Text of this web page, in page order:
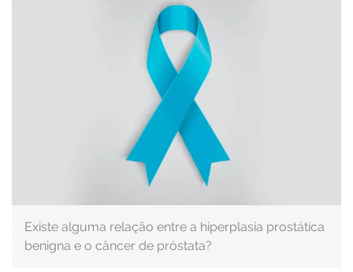
Existe alguma relação entre a hiperplasia prostática
benigna e o câncer de próstata?